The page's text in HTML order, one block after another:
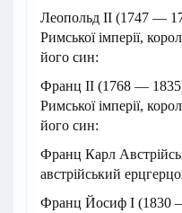
Леопольд ІІ (1747 —
Римської імперії,
його син:
Франц ІІ (1768 —
Римської імперії,
його син:
Франц Карл
австрійський
Франц Йосиф І (1830